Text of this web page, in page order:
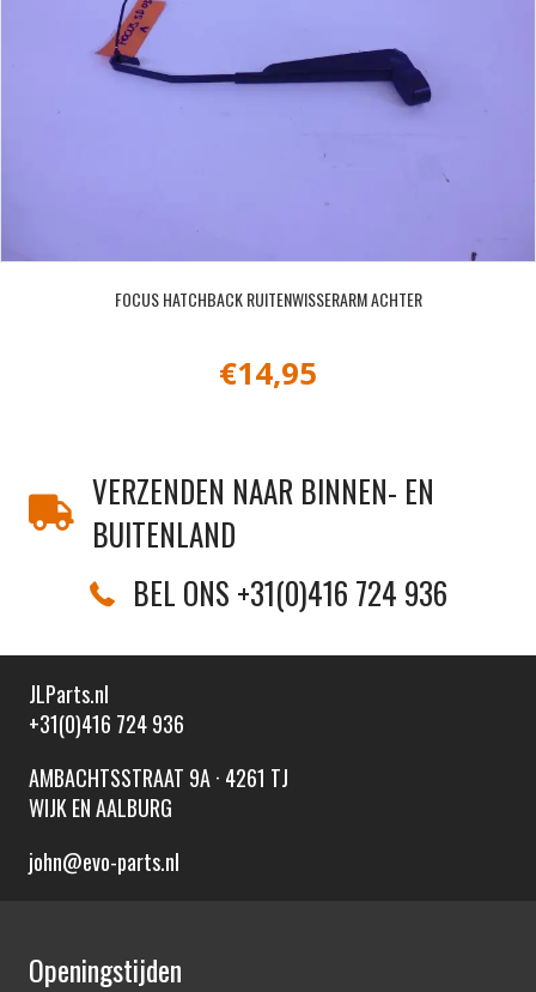
FOCUS HATCHBACK RUITENWISSERARM ACHTER
€14,95
VERZENDEN NAAR BINNEN- EN
BUITENLAND
BEL ONS +31(0)416 724 936
JLParts.nl
+31(0)416 724 936
AMBACHTSSTRAAT 9A · 4261 TJ
WIJK EN AALBURG
john@evo-parts.nl
Openingstijden